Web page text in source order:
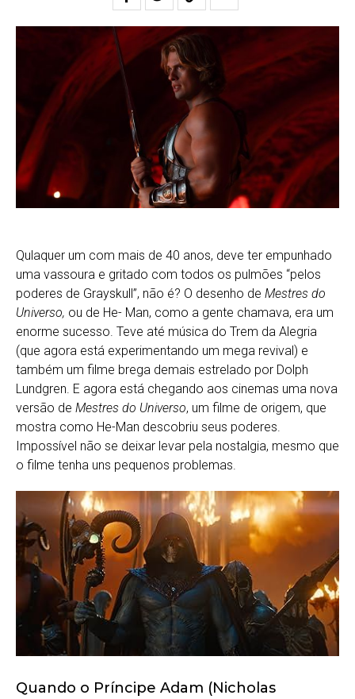
Qulaquer um com mais de 40 anos, deve ter empunhado
uma vassoura e gritado com todos os pulmões “pelos
poderes de Grayskull”, não é? O desenho de Mestres do
Universo, ou de He- Man, como a gente chamava, era um
enorme sucesso. Teve até música do Trem da Alegria
(que agora está experimentando um mega revival) e
também um filme brega demais estrelado por Dolph
Lundgren. E agora está chegando aos cinemas uma nova
versão de Mestres do Universo, um filme de origem, que
mostra como He-Man descobriu seus poderes.
Impossível não se deixar levar pela nostalgia, mesmo que
o filme tenha uns pequenos problemas.
Quando o Príncipe Adam (Nicholas